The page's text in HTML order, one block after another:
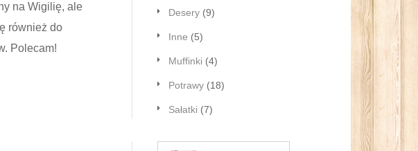
na Wigilię, ale
również do
Polecam!
Desery (9)
Inne (5)
Muffinki (4)
Potrawy (18)
Sałatki (7)